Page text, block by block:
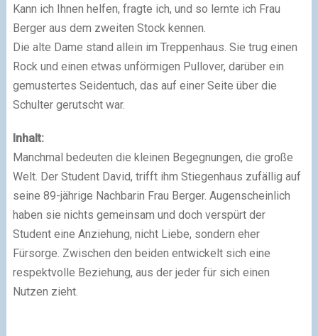
Kann ich Ihnen helfen, fragte ich, und so lernte ich Frau
Berger aus dem zweiten Stock kennen.
Die alte Dame stand allein im Treppenhaus. Sie trug einen
Rock und einen etwas unförmigen Pullover, darüber ein
gemustertes Seidentuch, das auf einer Seite über die
Schulter gerutscht war.
Inhalt:
Manchmal bedeuten die kleinen Begegnungen, die große
Welt. Der Student David, trifft ihm Stiegenhaus zufällig auf
seine 89-jährige Nachbarin Frau Berger. Augenscheinlich
haben sie nichts gemeinsam und doch verspürt der
Student eine Anziehung, nicht Liebe, sondern eher
Fürsorge. Zwischen den beiden entwickelt sich eine
respektvolle Beziehung, aus der jeder für sich einen
Nutzen zieht.